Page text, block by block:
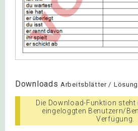
Downloads Arbeitsblätter /
Die Download-Funktion steht
eingeloggten Benutzern/
Verfügung.